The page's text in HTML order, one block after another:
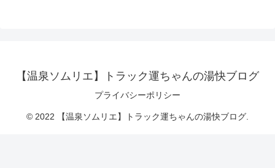
【温泉ソムリエ】トラック運ちゃんの湯快ブログ
プライバシーポリシー
© 2022 【温泉ソムリエ】トラック運ちゃんの湯快ブログ.